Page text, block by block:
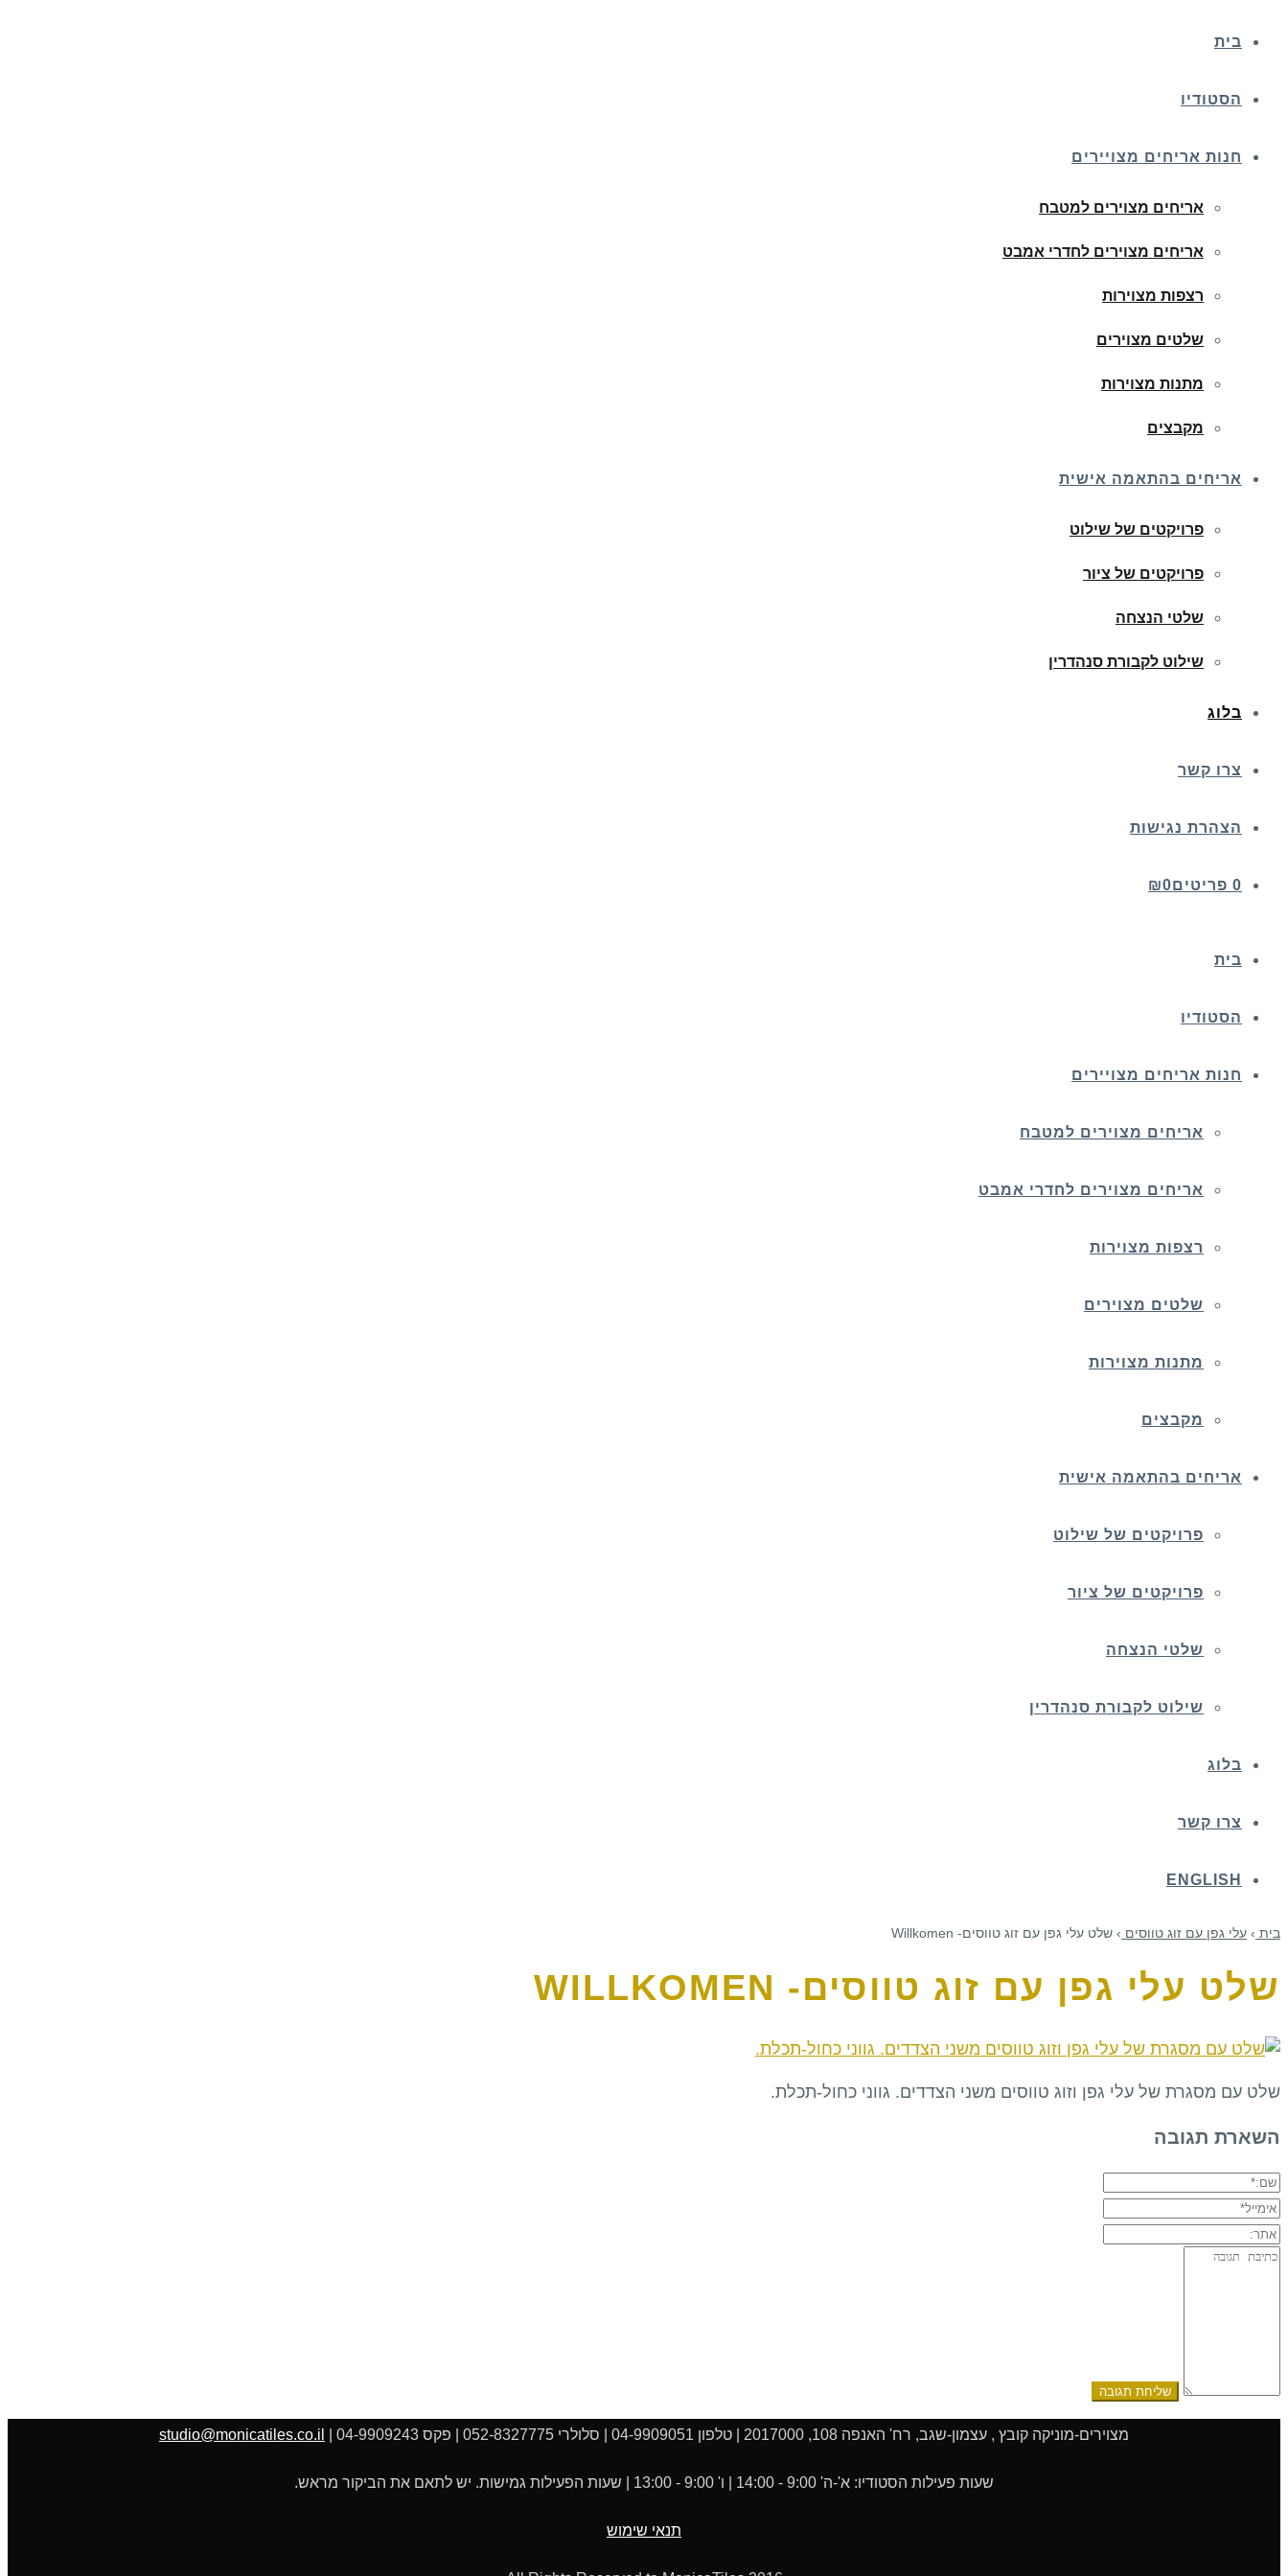
בית
הסטודיו
חנות אריחים מצויירים
אריחים מצוירים למטבח
אריחים מצוירים לחדרי אמבט
רצפות מצוירות
שלטים מצוירים
מתנות מצוירות
מקבצים
אריחים בהתאמה אישית
פרויקטים של שילוט
פרויקטים של ציור
שלטי הנצחה
שילוט לקבורת סנהדרין
בלוג
צרו קשר
הצהרת נגישות
0 פריטים ₪0
בית
הסטודיו
חנות אריחים מצויירים
אריחים מצוירים למטבח
אריחים מצוירים לחדרי אמבט
רצפות מצוירות
שלטים מצוירים
מתנות מצוירות
מקבצים
אריחים בהתאמה אישית
פרויקטים של שילוט
פרויקטים של ציור
שלטי הנצחה
שילוט לקבורת סנהדרין
בלוג
צרו קשר
ENGLISH
בית › עלי גפן עם זוג טווסים › שלט עלי גפן עם זוג טווסים- Willkomen
שלט עלי גפן עם זוג טווסים- WILLKOMEN
שלט עם מסגרת של עלי גפן וזוג טווסים משני הצדדים. גווני כחול-תכלת.
השארת תגובה
שם:*
אימייל*
אתר:
תגובה:
מצוירים-מוניקה קובץ , עצמון-שגב, רח' האנפה 108, 2017000 | טלפון 04-9909051 | סלולרי 052-8327775 | פקס 04-9909243 | studio@monicatiles.co.il
שעות פעילות הסטודיו: א'-ה' 9:00 - 14:00 | ו' 9:00 - 13:00 | שעות הפעילות גמישות. יש לתאם את הביקור מראש.
תנאי שימוש